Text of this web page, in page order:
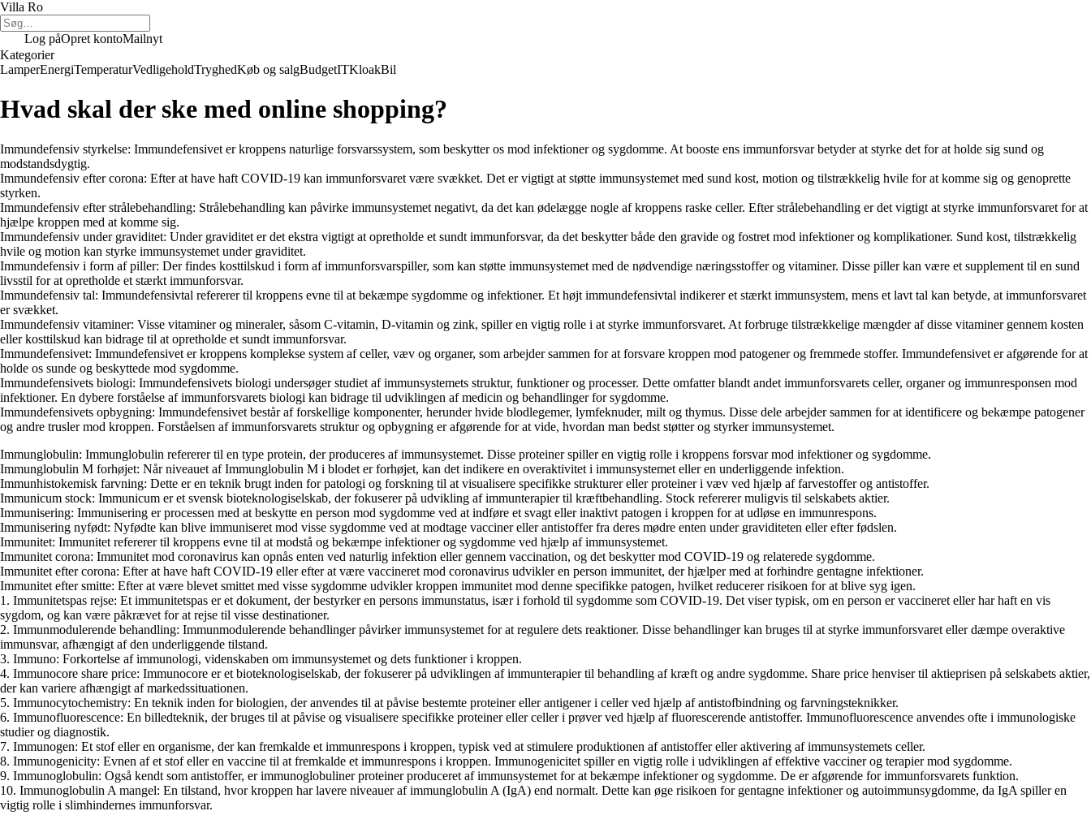
Villa Ro
Log påOpret kontoMailnyt
Kategorier
LamperEnergiTemperaturVedligeholdTryghedKøb og salgBudgetITKloakBil
Hvad skal der ske med online shopping?
Immundefensiv styrkelse: Immundefensivet er kroppens naturlige forsvarssystem, som beskytter os mod infektioner og sygdomme. At booste ens immunforsvar betyder at styrke det for at holde sig sund og
modstandsdygtig.
Immundefensiv efter corona: Efter at have haft COVID-19 kan immunforsvaret være svækket. Det er vigtigt at støtte immunsystemet med sund kost, motion og tilstrækkelig hvile for at komme sig og genoprette
styrken.
Immundefensiv efter strålebehandling: Strålebehandling kan påvirke immunsystemet negativt, da det kan ødelægge nogle af kroppens raske celler. Efter strålebehandling er det vigtigt at styrke immunforsvaret for at
hjælpe kroppen med at komme sig.
Immundefensiv under graviditet: Under graviditet er det ekstra vigtigt at opretholde et sundt immunforsvar, da det beskytter både den gravide og fostret mod infektioner og komplikationer. Sund kost, tilstrækkelig
hvile og motion kan styrke immunsystemet under graviditet.
Immundefensiv i form af piller: Der findes kosttilskud i form af immunforsvarspiller, som kan støtte immunsystemet med de nødvendige næringsstoffer og vitaminer. Disse piller kan være et supplement til en sund
livsstil for at opretholde et stærkt immunforsvar.
Immundefensiv tal: Immundefensivtal refererer til kroppens evne til at bekæmpe sygdomme og infektioner. Et højt immundefensivtal indikerer et stærkt immunsystem, mens et lavt tal kan betyde, at immunforsvaret
er svækket.
Immundefensiv vitaminer: Visse vitaminer og mineraler, såsom C-vitamin, D-vitamin og zink, spiller en vigtig rolle i at styrke immunforsvaret. At forbruge tilstrækkelige mængder af disse vitaminer gennem kosten
eller kosttilskud kan bidrage til at opretholde et sundt immunforsvar.
Immundefensivet: Immundefensivet er kroppens komplekse system af celler, væv og organer, som arbejder sammen for at forsvare kroppen mod patogener og fremmede stoffer. Immundefensivet er afgørende for at
holde os sunde og beskyttede mod sygdomme.
Immundefensivets biologi: Immundefensivets biologi undersøger studiet af immunsystemets struktur, funktioner og processer. Dette omfatter blandt andet immunforsvarets celler, organer og immunresponsen mod
infektioner. En dybere forståelse af immunforsvarets biologi kan bidrage til udviklingen af medicin og behandlinger for sygdomme.
Immundefensivets opbygning: Immundefensivet består af forskellige komponenter, herunder hvide blodlegemer, lymfeknuder, milt og thymus. Disse dele arbejder sammen for at identificere og bekæmpe patogener
og andre trusler mod kroppen. Forståelsen af immunforsvarets struktur og opbygning er afgørende for at vide, hvordan man bedst støtter og styrker immunsystemet.
Immunglobulin: Immunglobulin refererer til en type protein, der produceres af immunsystemet. Disse proteiner spiller en vigtig rolle i kroppens forsvar mod infektioner og sygdomme.
Immunglobulin M forhøjet: Når niveauet af Immunglobulin M i blodet er forhøjet, kan det indikere en overaktivitet i immunsystemet eller en underliggende infektion.
Immunhistokemisk farvning: Dette er en teknik brugt inden for patologi og forskning til at visualisere specifikke strukturer eller proteiner i væv ved hjælp af farvestoffer og antistoffer.
Immunicum stock: Immunicum er et svensk bioteknologiselskab, der fokuserer på udvikling af immunterapier til kræftbehandling. Stock refererer muligvis til selskabets aktier.
Immunisering: Immunisering er processen med at beskytte en person mod sygdomme ved at indføre et svagt eller inaktivt patogen i kroppen for at udløse en immunrespons.
Immunisering nyfødt: Nyfødte kan blive immuniseret mod visse sygdomme ved at modtage vacciner eller antistoffer fra deres mødre enten under graviditeten eller efter fødslen.
Immunitet: Immunitet refererer til kroppens evne til at modstå og bekæmpe infektioner og sygdomme ved hjælp af immunsystemet.
Immunitet corona: Immunitet mod coronavirus kan opnås enten ved naturlig infektion eller gennem vaccination, og det beskytter mod COVID-19 og relaterede sygdomme.
Immunitet efter corona: Efter at have haft COVID-19 eller efter at være vaccineret mod coronavirus udvikler en person immunitet, der hjælper med at forhindre gentagne infektioner.
Immunitet efter smitte: Efter at være blevet smittet med visse sygdomme udvikler kroppen immunitet mod denne specifikke patogen, hvilket reducerer risikoen for at blive syg igen.
1. Immunitetspas rejse: Et immunitetspas er et dokument, der bestyrker en persons immunstatus, især i forhold til sygdomme som COVID-19. Det viser typisk, om en person er vaccineret eller har haft en vis
sygdom, og kan være påkrævet for at rejse til visse destinationer.
2. Immunmodulerende behandling: Immunmodulerende behandlinger påvirker immunsystemet for at regulere dets reaktioner. Disse behandlinger kan bruges til at styrke immunforsvaret eller dæmpe overaktive
immunsvar, afhængigt af den underliggende tilstand.
3. Immuno: Forkortelse af immunologi, videnskaben om immunsystemet og dets funktioner i kroppen.
4. Immunocore share price: Immunocore er et bioteknologiselskab, der fokuserer på udviklingen af immunterapier til behandling af kræft og andre sygdomme. Share price henviser til aktieprisen på selskabets aktier,
der kan variere afhængigt af markedssituationen.
5. Immunocytochemistry: En teknik inden for biologien, der anvendes til at påvise bestemte proteiner eller antigener i celler ved hjælp af antistofbindning og farvningsteknikker.
6. Immunofluorescence: En billedteknik, der bruges til at påvise og visualisere specifikke proteiner eller celler i prøver ved hjælp af fluorescerende antistoffer. Immunofluorescence anvendes ofte i immunologiske
studier og diagnostik.
7. Immunogen: Et stof eller en organisme, der kan fremkalde et immunrespons i kroppen, typisk ved at stimulere produktionen af antistoffer eller aktivering af immunsystemets celler.
8. Immunogenicity: Evnen af et stof eller en vaccine til at fremkalde et immunrespons i kroppen. Immunogenicitet spiller en vigtig rolle i udviklingen af effektive vacciner og terapier mod sygdomme.
9. Immunoglobulin: Også kendt som antistoffer, er immunoglobuliner proteiner produceret af immunsystemet for at bekæmpe infektioner og sygdomme. De er afgørende for immunforsvarets funktion.
10. Immunoglobulin A mangel: En tilstand, hvor kroppen har lavere niveauer af immunglobulin A (IgA) end normalt. Dette kan øge risikoen for gentagne infektioner og autoimmunsygdomme, da IgA spiller en
vigtig rolle i slimhindernes immunforsvar.